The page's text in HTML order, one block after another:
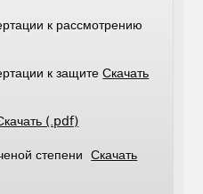
к рассмотрению
к защитеСкачать
(.pdf)
степениСкачать